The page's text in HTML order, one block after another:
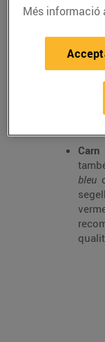
Els 5
la carn
03/de juliol/2024
A grans
bleu
Més informació